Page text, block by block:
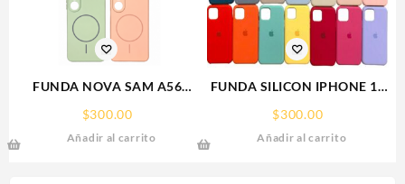
FUNDA NOVA SAM A56
FUNDA SILICONA SIN
SOPORTE MAGNETICO
SAMSUNG
$300.00
Añadir al carrito
FUNDA SILICON IPHONE 13
MINI SILICONE CASE SPC
$300.00
Añadir al carrito